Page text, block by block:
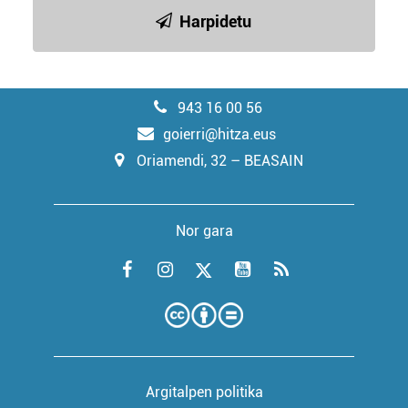
Harpidetu
943 16 00 56
goierri@hitza.eus
Oriamendi, 32 – BEASAIN
Nor gara
Argitalpen politika